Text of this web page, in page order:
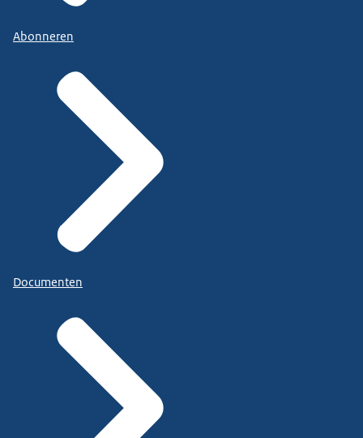
Abonneren
Documenten